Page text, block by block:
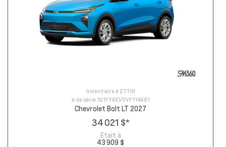
Inventaire # 27119
# de série 1G1FY6EV5VF114681
Chevrolet Bolt LT 2027
34 021 $*
Etait à
43 909 $